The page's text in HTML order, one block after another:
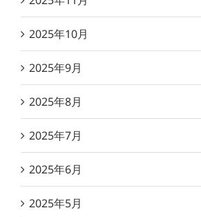
2025年10月
2025年9月
2025年8月
2025年7月
2025年6月
2025年5月